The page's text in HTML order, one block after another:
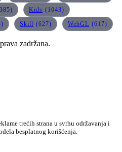
Kids (1043)
Skill (627) WebGL (617)
zadržana.
trećih strana u svrhu održavanja i
besplatnog korišćenja.